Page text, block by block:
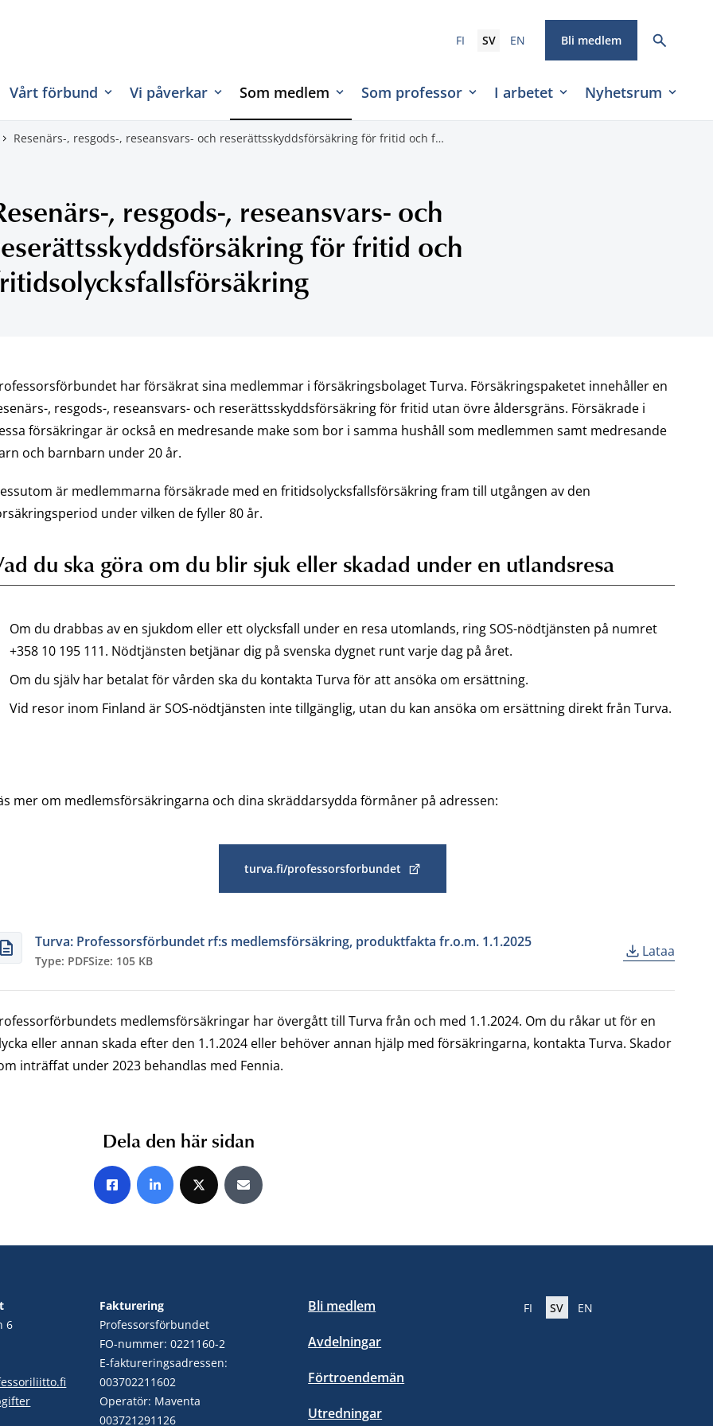
FI SV EN Bli medlem
Vårt förbund Vi påverkar Som medlem Som professor I arbetet Nyhetsrum
Resenärs-, resgods-, reseansvars- och reserättsskyddsförsäkring för fritid och f…
, resgods-, reseansvars- och
för fritid och
har försäkrat sina medlemmar i försäkringsbolaget Turva. Försäkringspaketet innehåller en
, resgods-, reseansvars- och reserättsskyddsförsäkring för fritid utan övre åldersgräns. Försäkrade i
försäkringar är också en medresande make som bor i samma hushåll som medlemmen samt medresande
och barnbarn under 20 år.
är medlemmarna försäkrade med en fritidsolycksfallsförsäkring fram till utgången av den
under vilken de fyller 80 år.
du ska göra om du blir sjuk eller skadad under en utlandsresa
Om du drabbas av en sjukdom eller ett olycksfall under en resa utomlands, ring SOS-nödtjänsten på numret
+358 10 195 111. Nödtjänsten betjänar dig på svenska dygnet runt varje dag på året.
Om du själv har betalat för vården ska du kontakta Turva för att ansöka om ersättning.
Vid resor inom Finland är SOS-nödtjänsten inte tillgänglig, utan du kan ansöka om ersättning direkt från Turva.
mer om medlemsförsäkringarna och dina skräddarsydda förmåner på adressen:
turva.fi/professorsforbundet
Turva: Professorsförbundet rf:s medlemsförsäkring, produktfakta fr.o.m. 1.1.2025
Type: PDFSize: 105 KB
Lataa
medlemsförsäkringar har övergått till Turva från och med 1.1.2024. Om du råkar ut för en
eller annan skada efter den 1.1.2024 eller behöver annan hjälp med försäkringarna, kontakta Turva. Skador
inträffat under 2023 behandlas med Fennia.
Dela den här sidan
Share on Facebook
Share on LinkedIn
Share on XShare by E-mail
6
Fakturering
Professorsförbundet
FO-nummer: 0221160-2
E-faktureringsadressen:
003702211602
Operatör: Maventa
003721291126
Bli medlem
Avdelningar
Förtroendemän
Utredningar
FI SV EN